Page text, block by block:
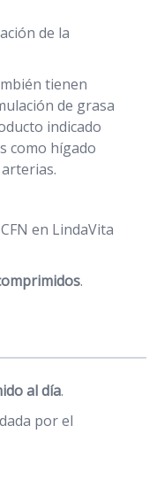
de la
tienen
de grasa
indicado
como hígado
en LindaVita
.
al día.
por el